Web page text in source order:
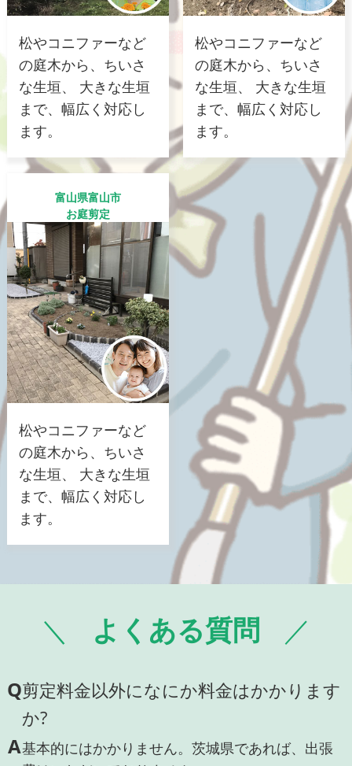
松やコニファーなど
の庭木から、ちいさ
な生垣、 大きな生垣
まで、幅広く対応し
ます。
松やコニファーなど
の庭木から、ちいさ
な生垣、 大きな生垣
まで、幅広く対応し
ます。
富山県富山市
お庭剪定
松やコニファーなど
の庭木から、ちいさ
な生垣、 大きな生垣
まで、幅広く対応し
ます。
よくある質問
Q剪定料金以外になにか料金はかかります
か?
A基本的にはかかりません。茨城県であれば、出張